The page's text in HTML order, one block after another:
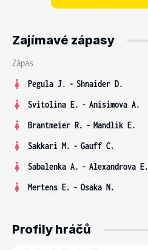
Zajímavé zápasy
Zápas
Pegula J. - Shnaider D.
Svitolina E. - Anisimova A.
Brantmeier R. - Mandlik E.
Sakkari M. - Gauff C.
Sabalenka A. - Alexandrova E.
Mertens E. - Osaka N.
Profily hráčů